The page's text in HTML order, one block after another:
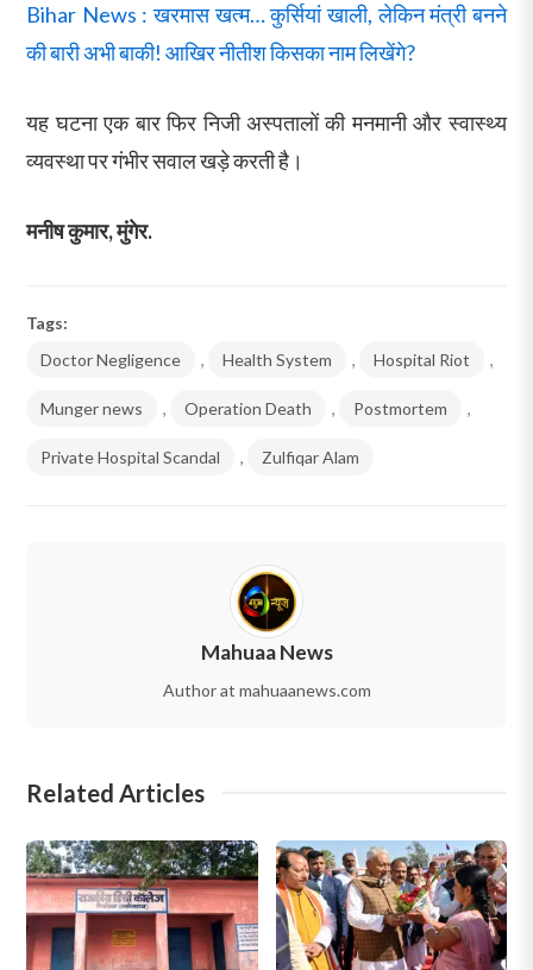
Bihar News : खरमास खत्म… कुर्सियां खाली, लेकिन मंत्री बनने
की बारी अभी बाकी! आखिर नीतीश किसका नाम लिखेंगे?
यह घटना एक बार फिर निजी अस्पतालों की मनमानी और स्वास्थ्य
व्यवस्था पर गंभीर सवाल खड़े करती है।
मनीष कुमार, मुंगेर.
Tags:
Doctor Negligence
, Health System , Hospital Riot ,
Munger news , Operation Death , Postmortem ,
Private Hospital Scandal , Zulfiqar Alam
Mahuaa News
Author at mahuaanews.com
Related Articles